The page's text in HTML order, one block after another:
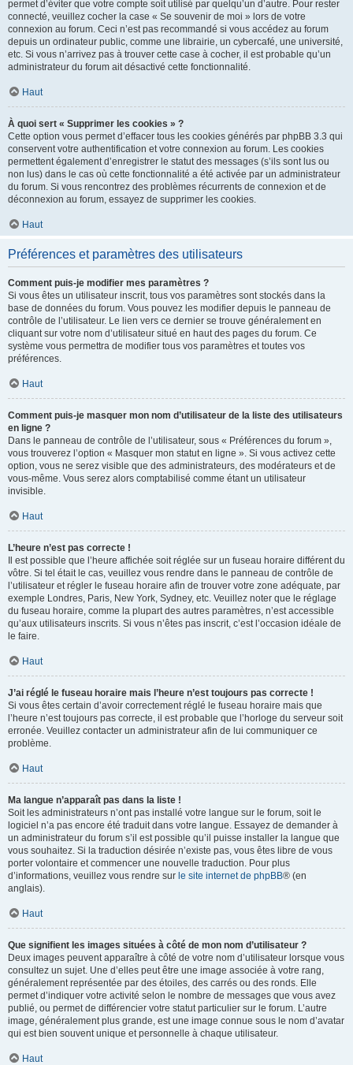
permet d’éviter que votre compte soit utilisé par quelqu’un d’autre. Pour rester
connecté, veuillez cocher la case « Se souvenir de moi » lors de votre
connexion au forum. Ceci n’est pas recommandé si vous accédez au forum
depuis un ordinateur public, comme une librairie, un cybercafé, une université,
etc. Si vous n’arrivez pas à trouver cette case à cocher, il est probable qu’un
administrateur du forum ait désactivé cette fonctionnalité.
Haut
À quoi sert « Supprimer les cookies » ?
Cette option vous permet d’effacer tous les cookies générés par phpBB 3.3 qui
conservent votre authentification et votre connexion au forum. Les cookies
permettent également d’enregistrer le statut des messages (s’ils sont lus ou
non lus) dans le cas où cette fonctionnalité a été activée par un administrateur
du forum. Si vous rencontrez des problèmes récurrents de connexion et de
déconnexion au forum, essayez de supprimer les cookies.
Haut
Préférences et paramètres des utilisateurs
Comment puis-je modifier mes paramètres ?
Si vous êtes un utilisateur inscrit, tous vos paramètres sont stockés dans la
base de données du forum. Vous pouvez les modifier depuis le panneau de
contrôle de l’utilisateur. Le lien vers ce dernier se trouve généralement en
cliquant sur votre nom d’utilisateur situé en haut des pages du forum. Ce
système vous permettra de modifier tous vos paramètres et toutes vos
préférences.
Haut
Comment puis-je masquer mon nom d’utilisateur de la liste des utilisateurs
en ligne ?
Dans le panneau de contrôle de l’utilisateur, sous « Préférences du forum »,
vous trouverez l’option « Masquer mon statut en ligne ». Si vous activez cette
option, vous ne serez visible que des administrateurs, des modérateurs et de
vous-même. Vous serez alors comptabilisé comme étant un utilisateur
invisible.
Haut
L’heure n’est pas correcte !
Il est possible que l’heure affichée soit réglée sur un fuseau horaire différent du
vôtre. Si tel était le cas, veuillez vous rendre dans le panneau de contrôle de
l’utilisateur et régler le fuseau horaire afin de trouver votre zone adéquate, par
exemple Londres, Paris, New York, Sydney, etc. Veuillez noter que le réglage
du fuseau horaire, comme la plupart des autres paramètres, n’est accessible
qu’aux utilisateurs inscrits. Si vous n’êtes pas inscrit, c’est l’occasion idéale de
le faire.
Haut
J’ai réglé le fuseau horaire mais l’heure n’est toujours pas correcte !
Si vous êtes certain d’avoir correctement réglé le fuseau horaire mais que
l’heure n’est toujours pas correcte, il est probable que l’horloge du serveur soit
erronée. Veuillez contacter un administrateur afin de lui communiquer ce
problème.
Haut
Ma langue n’apparaît pas dans la liste !
Soit les administrateurs n’ont pas installé votre langue sur le forum, soit le
logiciel n’a pas encore été traduit dans votre langue. Essayez de demander à
un administrateur du forum s’il est possible qu’il puisse installer la langue que
vous souhaitez. Si la traduction désirée n’existe pas, vous êtes libre de vous
porter volontaire et commencer une nouvelle traduction. Pour plus
d’informations, veuillez vous rendre sur le site internet de phpBB® (en
anglais).
Haut
Que signifient les images situées à côté de mon nom d’utilisateur ?
Deux images peuvent apparaître à côté de votre nom d’utilisateur lorsque vous
consultez un sujet. Une d’elles peut être une image associée à votre rang,
généralement représentée par des étoiles, des carrés ou des ronds. Elle
permet d’indiquer votre activité selon le nombre de messages que vous avez
publié, ou permet de différencier votre statut particulier sur le forum. L’autre
image, généralement plus grande, est une image connue sous le nom d’avatar
qui est bien souvent unique et personnelle à chaque utilisateur.
Haut